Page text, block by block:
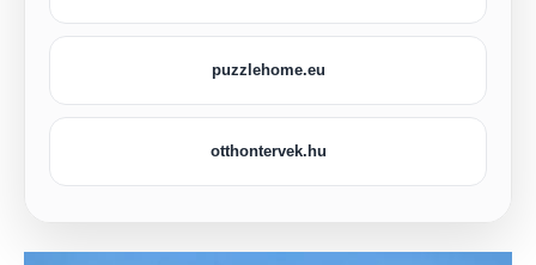
puzzlehome.eu
otthontervek.hu